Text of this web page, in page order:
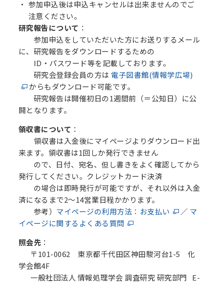
参加申込後は申込キャンセルは出来ませんのでご
注意ください。
研究報告について ：
参加申込をしていただいた方にお送りするメール
に、研究報告をダウンロードするための
ID・パスワード等を記載しております。
研究会登録会員の方は 電子図書館(情報学広場)
からもダウンロード可能です。
研究報告は開催初日の1週間前（＝公知日）に公
開となります。
領収書について ：
領収書は入金後にマイページよりダウンロード出
来ます。領収書は1回しか発行できません
ので、日付、宛名、但し書きをよく確認してから
発行してください。クレジットカード決済
の場合は即時発行が可能ですが、それ以外は入金
済になるまで2～14営業日程かかります。
参考） マイページの利用方法：お支払い ／ マ
イページに関するよくある質問
照会先 ：
〒101-0062 東京都千代田区神田駿河台1-5 化
学会館4F
一般社団法人 情報処理学会 調査研究 研究部門 E-